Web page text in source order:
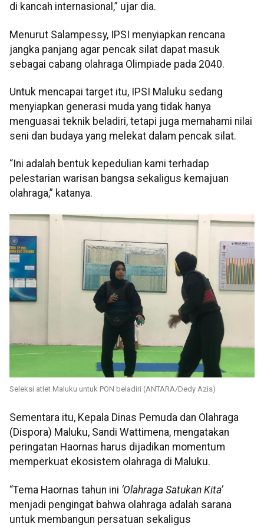
di kancah internasional,” ujar dia.
Menurut Salampessy, IPSI menyiapkan rencana
jangka panjang agar pencak silat dapat masuk
sebagai cabang olahraga Olimpiade pada 2040.
Untuk mencapai target itu, IPSI Maluku sedang
menyiapkan generasi muda yang tidak hanya
menguasai teknik beladiri, tetapi juga memahami nilai
seni dan budaya yang melekat dalam pencak silat.
“Ini adalah bentuk kepedulian kami terhadap
pelestarian warisan bangsa sekaligus kemajuan
olahraga,” katanya.
Seleksi atlet Maluku untuk PON beladiri (ANTARA/Dedy Azis)
Sementara itu, Kepala Dinas Pemuda dan Olahraga
(Dispora) Maluku, Sandi Wattimena, mengatakan
peringatan Haornas harus dijadikan momentum
memperkuat ekosistem olahraga di Maluku.
“Tema Haornas tahun ini ‘Olahraga Satukan Kita’
menjadi pengingat bahwa olahraga adalah sarana
untuk membangun persatuan sekaligus